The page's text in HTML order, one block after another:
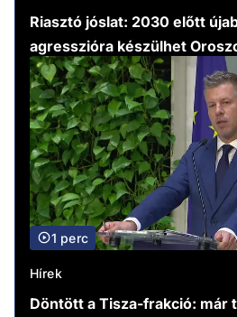
Riasztó jóslat: 2030 előtt
agresszióra készülhet
1 perc
Hírek
Döntött a Tisza-frakció: már